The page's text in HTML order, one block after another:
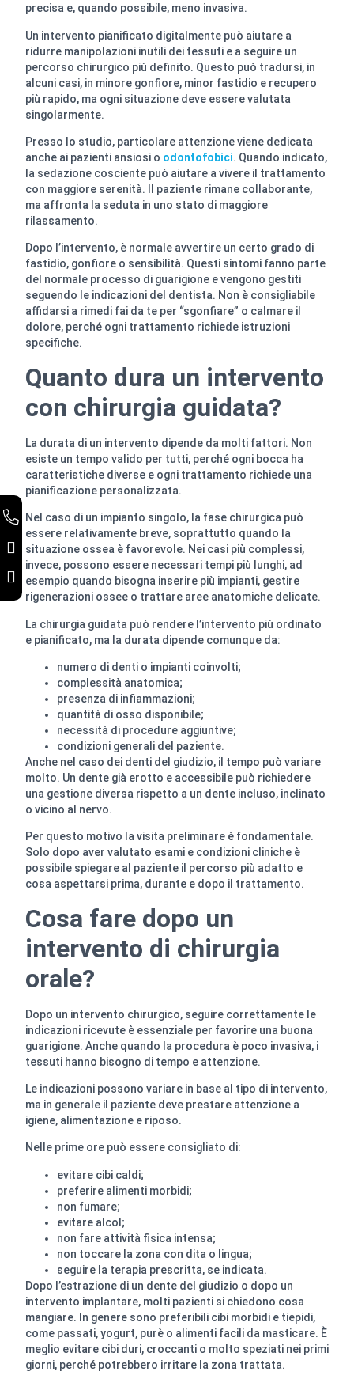
precisa e, quando possibile, meno invasiva.
Un intervento pianificato digitalmente può aiutare a
ridurre manipolazioni inutili dei tessuti e a seguire un
percorso chirurgico più definito. Questo può tradursi, in
alcuni casi, in minore gonfiore, minor fastidio e recupero
più rapido, ma ogni situazione deve essere valutata
singolarmente.
Presso lo studio, particolare attenzione viene dedicata
anche ai pazienti ansiosi o odontofobici. Quando indicato,
la sedazione cosciente può aiutare a vivere il trattamento
con maggiore serenità. Il paziente rimane collaborante,
ma affronta la seduta in uno stato di maggiore
rilassamento.
Dopo l’intervento, è normale avvertire un certo grado di
fastidio, gonfiore o sensibilità. Questi sintomi fanno parte
del normale processo di guarigione e vengono gestiti
seguendo le indicazioni del dentista. Non è consigliabile
affidarsi a rimedi fai da te per “sgonfiare” o calmare il
dolore, perché ogni trattamento richiede istruzioni
specifiche.
Quanto dura un intervento
con chirurgia guidata?
La durata di un intervento dipende da molti fattori. Non
esiste un tempo valido per tutti, perché ogni bocca ha
caratteristiche diverse e ogni trattamento richiede una
pianificazione personalizzata.
Nel caso di un impianto singolo, la fase chirurgica può
essere relativamente breve, soprattutto quando la
situazione ossea è favorevole. Nei casi più complessi,
invece, possono essere necessari tempi più lunghi, ad
esempio quando bisogna inserire più impianti, gestire
rigenerazioni ossee o trattare aree anatomiche delicate.
La chirurgia guidata può rendere l’intervento più ordinato
e pianificato, ma la durata dipende comunque da:
numero di denti o impianti coinvolti;
complessità anatomica;
presenza di infiammazioni;
quantità di osso disponibile;
necessità di procedure aggiuntive;
condizioni generali del paziente.
Anche nel caso dei denti del giudizio, il tempo può variare
molto. Un dente già erotto e accessibile può richiedere
una gestione diversa rispetto a un dente incluso, inclinato
o vicino al nervo.
Per questo motivo la visita preliminare è fondamentale.
Solo dopo aver valutato esami e condizioni cliniche è
possibile spiegare al paziente il percorso più adatto e
cosa aspettarsi prima, durante e dopo il trattamento.
Cosa fare dopo un
intervento di chirurgia
orale?
Dopo un intervento chirurgico, seguire correttamente le
indicazioni ricevute è essenziale per favorire una buona
guarigione. Anche quando la procedura è poco invasiva, i
tessuti hanno bisogno di tempo e attenzione.
Le indicazioni possono variare in base al tipo di intervento,
ma in generale il paziente deve prestare attenzione a
igiene, alimentazione e riposo.
Nelle prime ore può essere consigliato di:
evitare cibi caldi;
preferire alimenti morbidi;
non fumare;
evitare alcol;
non fare attività fisica intensa;
non toccare la zona con dita o lingua;
seguire la terapia prescritta, se indicata.
Dopo l’estrazione di un dente del giudizio o dopo un
intervento implantare, molti pazienti si chiedono cosa
mangiare. In genere sono preferibili cibi morbidi e tiepidi,
come passati, yogurt, purè o alimenti facili da masticare. È
meglio evitare cibi duri, croccanti o molto speziati nei primi
giorni, perché potrebbero irritare la zona trattata.